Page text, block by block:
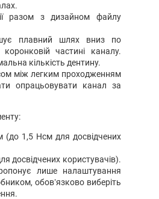
разом з дизайном файлу
плавний шлях вниз по
частині каналу.
кількість дентину.
між легким проходженням
опрацьовувати канал за
(до 1,5 Нсм для досвідчених
досвідчених користувачів).
лише налаштування
обов’язково виберіть